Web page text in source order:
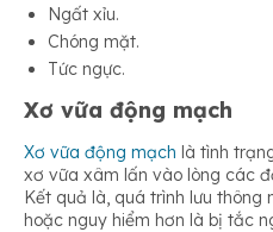
Ngất xỉu.
Chóng mặt.
Tức ngực.
Xơ vữa động mạch
Xơ vữa động mạch là tình
xơ vữa xâm lấn vào lòng các
Kết quả là, quá trình lưu
hoặc nguy hiểm hơn là bị tắc